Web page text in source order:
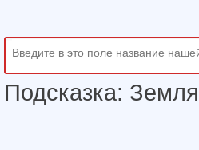
Подсказка: